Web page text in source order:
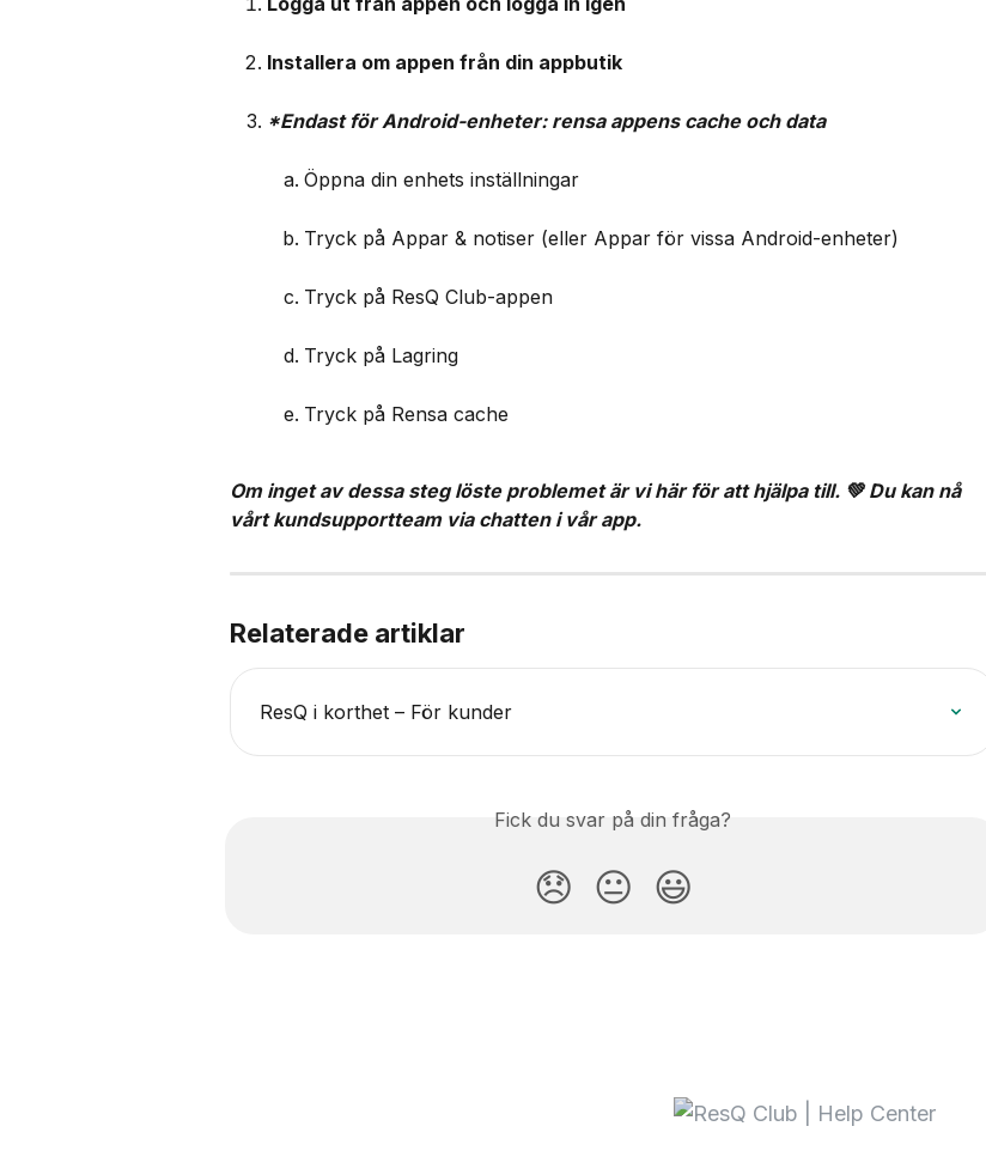
Installera om appen från din appbutik​
*Endast för Android-enheter: rensa appens cache och data​
Öppna din enhets inställningar
Tryck på Appar & notiser (eller Appar för vissa Android-enheter)
Tryck på ResQ Club-appen
Tryck på Lagring
Tryck på Rensa cache
Om inget av dessa steg löste problemet är vi här för att hjälpa till. 💚 Du kan nå
vårt kundsupportteam via chatten i vår app.​
Relaterade artiklar
ResQ i korthet – För kunder
Fick du svar på din fråga?
😞 😐 😃